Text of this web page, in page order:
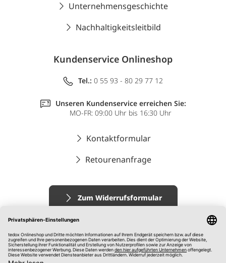
Unternehmensgeschichte
Nachhaltigkeitsleitbild
Kundenservice Onlineshop
Tel.: 0 55 93 - 80 29 77 12
Unseren Kundenservice erreichen Sie:
MO-FR: 09:00 Uhr bis 16:30 Uhr
Kontaktformular
Retourenanfrage
Zum Widerrufsformular
Impressum
AGB